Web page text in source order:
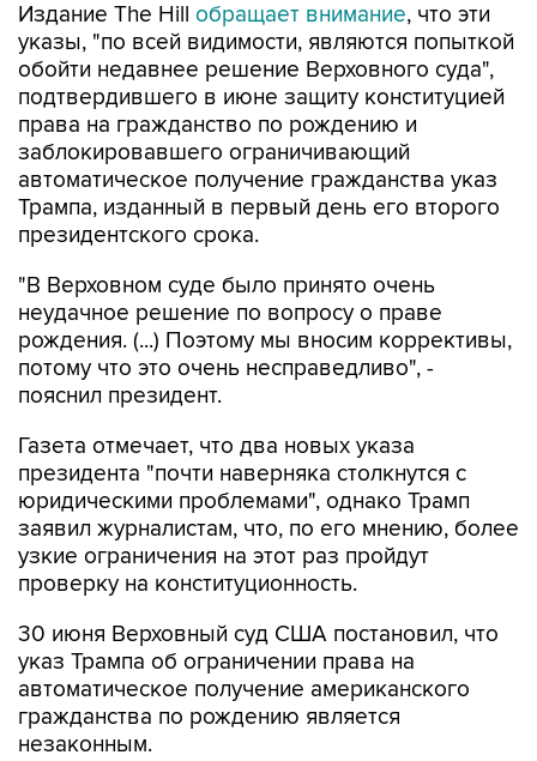
Издание The Hill обращает внимание, что эти
указы, "по всей видимости, являются попыткой
обойти недавнее решение Верховного суда",
подтвердившего в июне защиту конституцией
права на гражданство по рождению и
заблокировавшего ограничивающий
автоматическое получение гражданства указ
Трампа, изданный в первый день его второго
президентского срока.
"В Верховном суде было принято очень
неудачное решение по вопросу о праве
рождения. (...) Поэтому мы вносим коррективы,
потому что это очень несправедливо", -
пояснил президент.
Газета отмечает, что два новых указа
президента "почти наверняка столкнутся с
юридическими проблемами", однако Трамп
заявил журналистам, что, по его мнению, более
узкие ограничения на этот раз пройдут
проверку на конституционность.
30 июня Верховный суд США постановил, что
указ Трампа об ограничении права на
автоматическое получение американского
гражданства по рождению является
незаконным.